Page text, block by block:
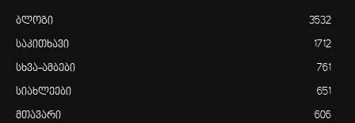
ბლოგი 3532
საკითხავი 1712
სხვა-ამბები 761
სიახლეები 651
მთავარი 606